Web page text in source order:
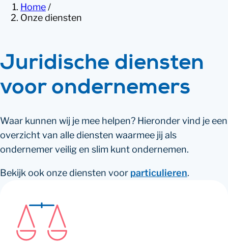
Home /
Onze diensten
Juridische diensten
voor ondernemers
Waar kunnen wij je mee helpen? Hieronder vind je een
overzicht van alle diensten waarmee jij als
ondernemer veilig en slim kunt ondernemen.
Bekijk ook onze diensten voor particulieren.